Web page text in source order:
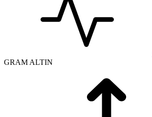
GRAM ALTIN